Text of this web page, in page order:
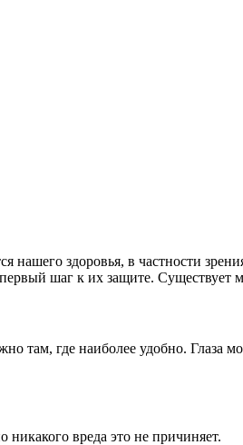
здоровья, в частности
шаг к их защите. Существует
там, где наиболее удобно. Глаза
никакого вреда это не причиняет.